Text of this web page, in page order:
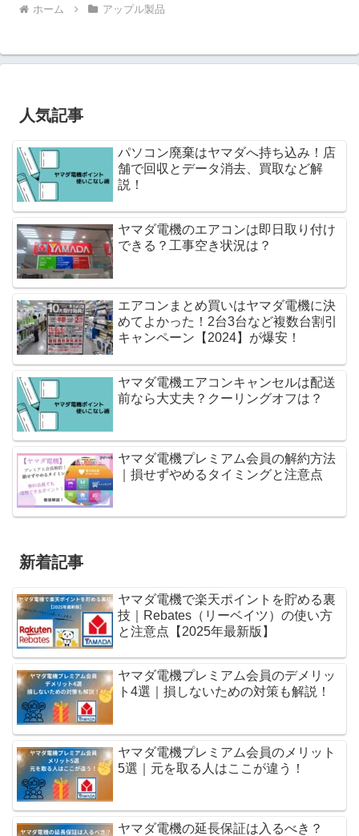
ホーム アップル製品
人気記事
パソコン廃棄はヤマダへ持ち込み！店
舗で回収とデータ消去、買取など解
説！
ヤマダ電機のエアコンは即日取り付け
できる？工事空き状況は？
エアコンまとめ買いはヤマダ電機に決
めてよかった！2台3台など複数台割引
キャンペーン【2024】が爆安！
ヤマダ電機エアコンキャンセルは配送
前なら大丈夫？クーリングオフは？
ヤマダ電機プレミアム会員の解約方法
｜損せずやめるタイミングと注意点
新着記事
ヤマダ電機で楽天ポイントを貯める裏
技｜Rebates（リーベイツ）の使い方
と注意点【2025年最新版】
ヤマダ電機プレミアム会員のデメリッ
ト4選｜損しないための対策も解説！
ヤマダ電機プレミアム会員のメリット
5選｜元を取る人はここが違う！
ヤマダ電機の延長保証は入るべき？